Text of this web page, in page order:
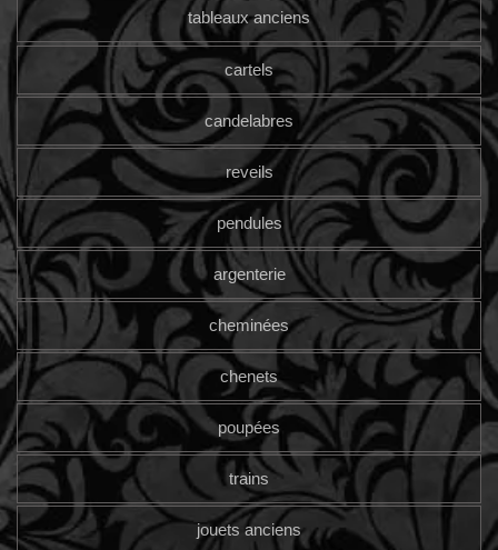
tableaux anciens
cartels
candelabres
reveils
pendules
argenterie
cheminées
chenets
poupées
trains
jouets anciens